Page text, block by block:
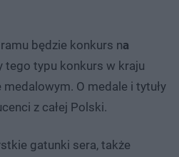
będzie konkurs na
tego typu konkurs w kraju
O medale i tytuły
z całej Polski.
gatunki sera, także